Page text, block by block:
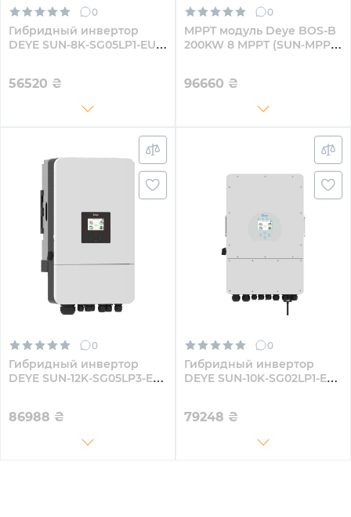
0
Гибридный инвертор
DEYE SUN-8K-SG05LP1-EU-
56520 ₴
0
MPPT модуль Deye BOS-B
200KW 8 MPPT (SUN-MPPT-
96660 ₴
0
Гибридный инвертор
DEYE SUN-12K-SG05LP3-EU-
86988 ₴
0
Гибридный инвертор
DEYE SUN-10K-SG02LP1-EU-
79248 ₴